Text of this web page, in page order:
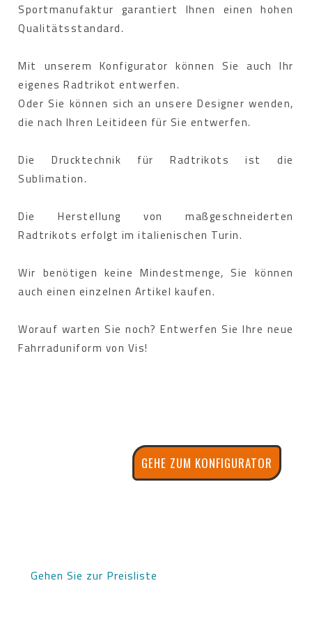
Sportmanufaktur garantiert Ihnen einen hohen
Qualitätsstandard.
Mit unserem Konfigurator können Sie auch Ihr
eigenes Radtrikot entwerfen.
Oder Sie können sich an unsere Designer wenden,
die nach Ihren Leitideen für Sie entwerfen.
Die Drucktechnik für Radtrikots ist die
Sublimation.
Die Herstellung von maßgeschneiderten
Radtrikots erfolgt im italienischen Turin.
Wir benötigen keine Mindestmenge, Sie können
auch einen einzelnen Artikel kaufen.
Worauf warten Sie noch? Entwerfen Sie Ihre neue
Fahrraduniform von Vis!
GEHE ZUM KONFIGURATOR
Gehen Sie zur Preisliste